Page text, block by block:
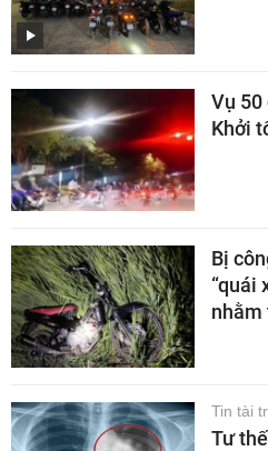
Vụ 50
Khởi
Bị
“quái
nhằm
Tin tài
Tư